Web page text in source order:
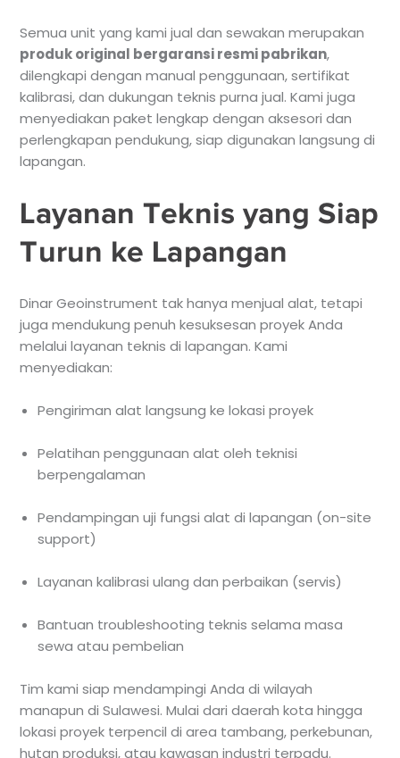
Semua unit yang kami jual dan sewakan merupakan
produk original bergaransi resmi pabrikan,
dilengkapi dengan manual penggunaan, sertifikat
kalibrasi, dan dukungan teknis purna jual. Kami juga
menyediakan paket lengkap dengan aksesori dan
perlengkapan pendukung, siap digunakan langsung di
lapangan.
Layanan Teknis yang Siap
Turun ke Lapangan
Dinar Geoinstrument tak hanya menjual alat, tetapi
juga mendukung penuh kesuksesan proyek Anda
melalui layanan teknis di lapangan. Kami
menyediakan:
Pengiriman alat langsung ke lokasi proyek
Pelatihan penggunaan alat oleh teknisi
berpengalaman
Pendampingan uji fungsi alat di lapangan (on-site
support)
Layanan kalibrasi ulang dan perbaikan (servis)
Bantuan troubleshooting teknis selama masa
sewa atau pembelian
Tim kami siap mendampingi Anda di wilayah
manapun di Sulawesi. Mulai dari daerah kota hingga
lokasi proyek terpencil di area tambang, perkebunan,
hutan produksi, atau kawasan industri terpadu.